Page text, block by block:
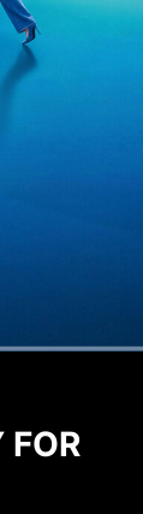
FOR